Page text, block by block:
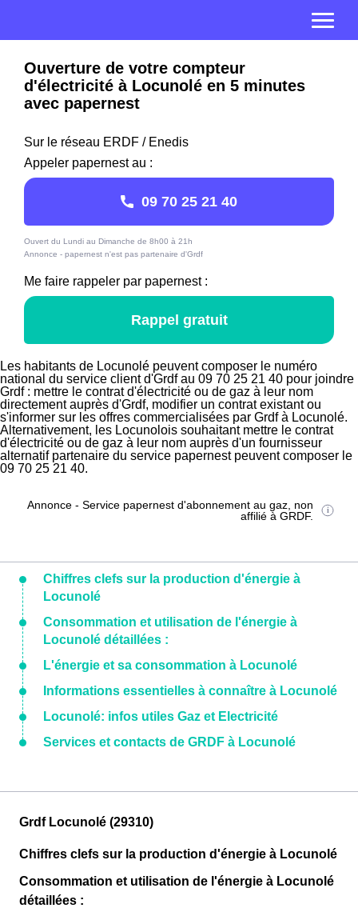
Ouverture de votre compteur
d'électricité à Locunolé en 5 minutes
avec papernest
Sur le réseau ERDF / Enedis
Appeler papernest au :
09 70 25 21 40
Ouvert du Lundi au Dimanche de 8h00 à 21h
Annonce - papernest n'est pas partenaire d'Grdf
Me faire rappeler par papernest :
Rappel gratuit
Les habitants de Locunolé peuvent composer le numéro
national du service client d'Grdf au 09 70 25 21 40 pour joindre
Grdf : mettre le contrat d'électricité ou de gaz à leur nom
directement auprès d'Grdf, modifier un contrat existant ou
s'informer sur les offres commercialisées par Grdf à Locunolé.
Alternativement, les Locunolois souhaitant mettre le contrat
d'électricité ou de gaz à leur nom auprès d'un fournisseur
alternatif partenaire du service papernest peuvent composer le
09 70 25 21 40.
Annonce - Service papernest d'abonnement au gaz, non
affilié à GRDF.
Chiffres clefs sur la production d'énergie à
Locunolé
Consommation et utilisation de l'énergie à
Locunolé détaillées :
L'énergie et sa consommation à Locunolé
Informations essentielles à connaître à Locunolé
Locunolé: infos utiles Gaz et Electricité
Services et contacts de GRDF à Locunolé
Grdf Locunolé (29310)
Chiffres clefs sur la production d'énergie à Locunolé
Consommation et utilisation de l'énergie à Locunolé
détaillées :